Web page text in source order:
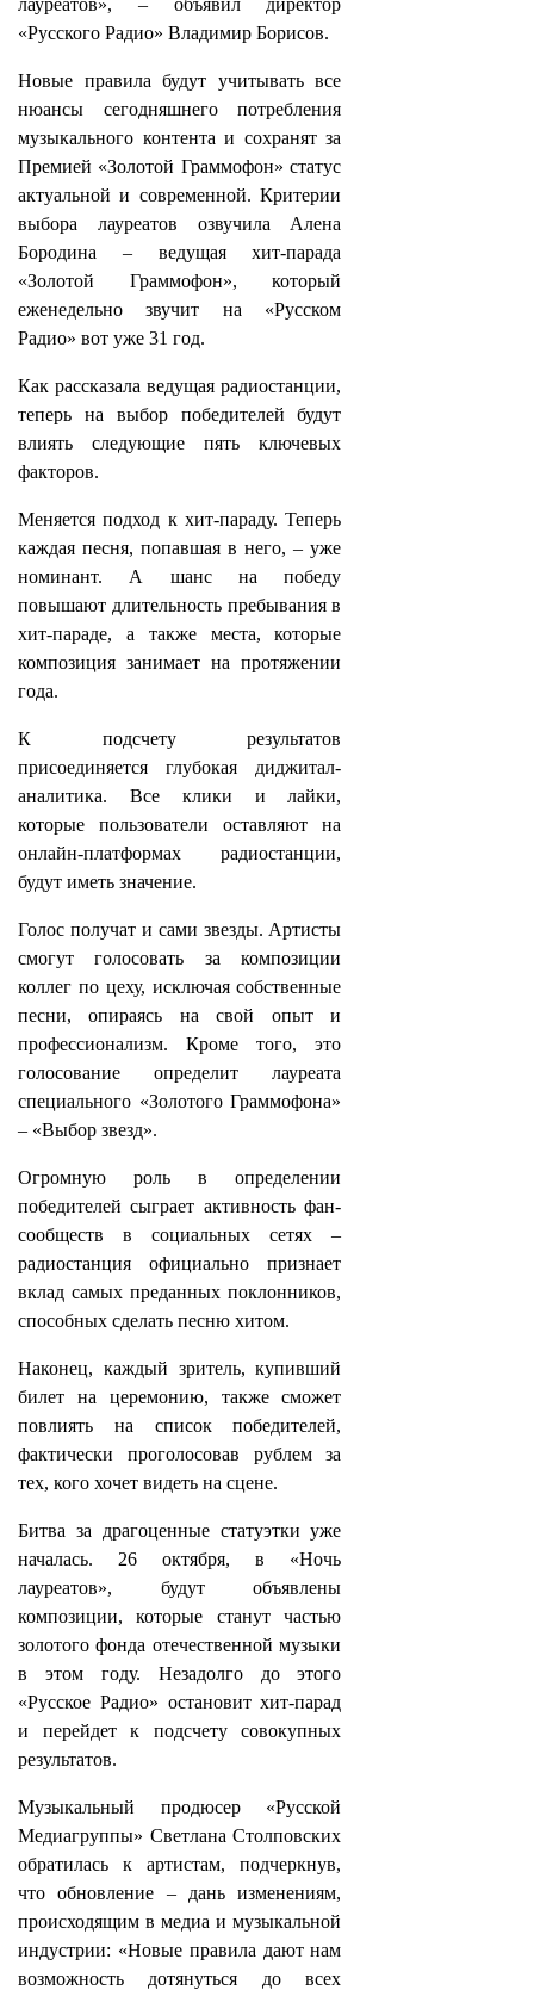
лауреатов», – объявил директор
«Русского Радио» Владимир Борисов.
Новые правила будут учитывать все
нюансы сегодняшнего потребления
музыкального контента и сохранят за
Премией «Золотой Граммофон» статус
актуальной и современной. Критерии
выбора лауреатов озвучила Алена
Бородина – ведущая хит-парада
«Золотой Граммофон», который
еженедельно звучит на «Русском
Радио» вот уже 31 год.
Как рассказала ведущая радиостанции,
теперь на выбор победителей будут
влиять следующие пять ключевых
факторов.
Меняется подход к хит-параду. Теперь
каждая песня, попавшая в него, – уже
номинант. А шанс на победу
повышают длительность пребывания в
хит-параде, а также места, которые
композиция занимает на протяжении
года.
К подсчету результатов
присоединяется глубокая диджитал-
аналитика. Все клики и лайки,
которые пользователи оставляют на
онлайн-платформах радиостанции,
будут иметь значение.
Голос получат и сами звезды. Артисты
смогут голосовать за композиции
коллег по цеху, исключая собственные
песни, опираясь на свой опыт и
профессионализм. Кроме того, это
голосование определит лауреата
специального «Золотого Граммофона»
– «Выбор звезд».
Огромную роль в определении
победителей сыграет активность фан-
сообществ в социальных сетях –
радиостанция официально признает
вклад самых преданных поклонников,
способных сделать песню хитом.
Наконец, каждый зритель, купивший
билет на церемонию, также сможет
повлиять на список победителей,
фактически проголосовав рублем за
тех, кого хочет видеть на сцене.
Битва за драгоценные статуэтки уже
началась. 26 октября, в «Ночь
лауреатов», будут объявлены
композиции, которые станут частью
золотого фонда отечественной музыки
в этом году. Незадолго до этого
«Русское Радио» остановит хит-парад
и перейдет к подсчету совокупных
результатов.
Музыкальный продюсер «Русской
Медиагруппы» Светлана Столповских
обратилась к артистам, подчеркнув,
что обновление – дань изменениям,
происходящим в медиа и музыкальной
индустрии: «Новые правила дают нам
возможность дотянуться до всех